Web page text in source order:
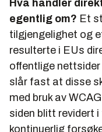
Hva handler
egentlig om? Et
tilgjengelighet og
resulterte i EUs
offentlige
slår fast at disse
med bruk av
siden blitt revidert
kontinuerlig